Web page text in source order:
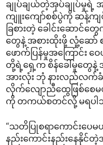
ချုပ်ချယ်တဲ့အုပ်ချုပ်မှုရဲ့
ကျူးကျော်စစ်ပွဲကို ဆန့်ကျ
ခြစားတဲ့ ခေါင်းဆောင်တွေ
တွေနဲ့ အစားထိုးဖို့ လှုံ့ဆော်
ဖောက်ပြန်မှုအကြောင်း ဝ
တို့ရဲ့ရှေ့က စိန်ခေါ်မှုတွေနဲ့
အားလုံး ဘုံ နားလည်လက်
လိုက်လျောညီထွေဖြစ်စေမ
ကို တကယ်စတင်လို့ မရပါဘူ
“သတိပြုစရာကောင်းပေ
နည်းကောင်းနည်းနေနိုင်